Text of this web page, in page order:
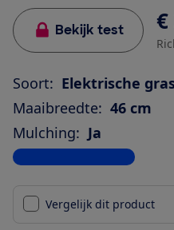
Bekijk test
Soort: Elektrische
Maaibreedte: 46 cm
Mulching: Ja
Bekijk alle specificaties
Vergelijk dit product